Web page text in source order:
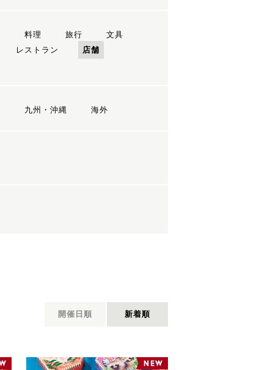
料理 旅行
文具
レストラン
店舗
九州・沖縄 海外
開催日順 新着順